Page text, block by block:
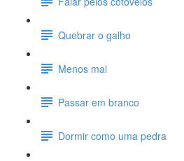
Quebrar o galho
Menos mal
Passar em branco
Dormir como uma pedra